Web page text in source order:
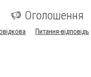
Оголошення
Питання-відповідь